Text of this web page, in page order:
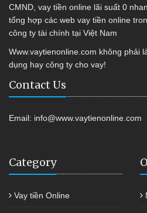
CMND, vay tiền online lãi suất 0
tổng hợp các web vay tiền online
công ty tài chính tại Việt Nam
Www.vaytienonline.com không phải
dụng hay công ty cho vay!
Contact Us
Email: info@www.vaytienonline.com
Category
Vay tiền Online